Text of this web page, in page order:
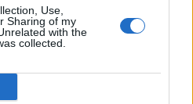
Use,
Sharing of my
with the
collected.
Trump a hlavně Lukašenko